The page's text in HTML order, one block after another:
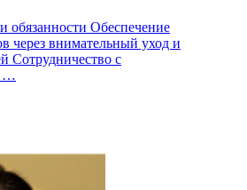
обязанности Обеспечение
через внимательный уход и
Сотрудничество с
…